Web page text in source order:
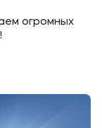
огромных